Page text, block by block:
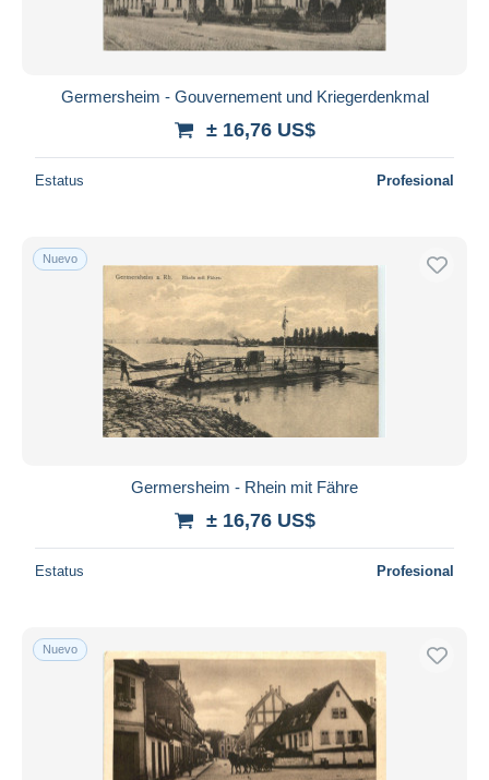
Germersheim - Gouvernement und Kriegerdenkmal
± 16,76 US$
Estatus Profesional
Nuevo
Germersheim - Rhein mit Fähre
± 16,76 US$
Estatus Profesional
Nuevo